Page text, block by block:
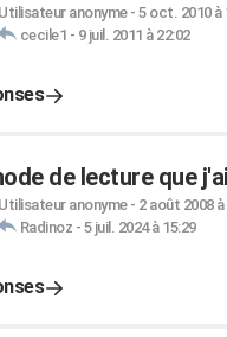
Utilisateur anonyme- 5 oct. 2010 à
cecile1 - 9 juil. 2011 à 22:02
de lecture que
Utilisateur anonyme- 2 août 2008 à
Radinoz - 5 juil. 2024 à 15:29